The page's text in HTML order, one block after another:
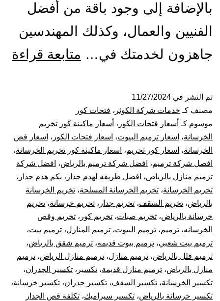
بالإضافة إلى وجود باقة من أفضل
الفنيين والعمال، وكذلك المهندسين
جاهزون لخدمتك في… متابعة قراءة
تم النشر في 11/27/2024
مصنف كـ خدمات شركة الكوثر ، فتحات كور
موسوم كـ أسعار فتحات الكور ، أسعار ماكينة كور تخريم
الخرسانة، اسعار ترميم البيوت، اسعار فتحات الكور ، اسعار قص
الخرسانة، اسعار كور تخريم، اسعار ماكينة كور تخريم الخرسانة،
افضل شركة ترميم، افضل شركة ترميم بالرياض، افضل شركة
ترميم منازل بالرياض، افضل طريقه لهدم جدار ، بكم هدم جدار ،
تخريم الخرسانة، تخريم الخرسانة المسلحة، تخريم الخرسانة
بالرياض، تخريم السقف، تخريم جدار ، تخريم خرسانة، تخريم
خرسانة بالرياض، تخريم صبات، تخريم كور ، تخريم وقص
الخرسانه، ترميم، ترميم البيوت، ترميم المنازل، ترميم بيت،
ترميم بيت شعبي، ترميم بيوت قديمه، ترميم شقق بالرياض،
ترميم فلل بالرياض، ترميم منازل، ترميم منازل الرياض، ترميم
منازل بالرياض، ترميم منازل قديمة، تكسير ، تكسير الجدران،
تكسير الخرسانة، تكسير السقف، تكسير جدران، تكسير خرسانة،
تكسير خرسانة بالرياض، تكسير سيراميك، تكلفة قص الجدار